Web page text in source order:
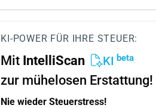
KI-POWER FÜR IHRE STEUER:
Mit IntelliScan KI beta
zur mühelosen Erstattung!
Nie wieder Steuerstress!